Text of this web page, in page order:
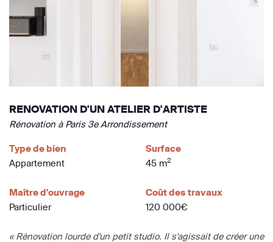
RENOVATION D'UN ATELIER D'ARTISTE
Rénovation à Paris 3e Arrondissement
Type de bien
Appartement
Surface
45 m2
Maître d'ouvrage
Particulier
Coût des travaux
120 000€
« Rénovation lourde d'un petit studio. Il s'agissait de créer une